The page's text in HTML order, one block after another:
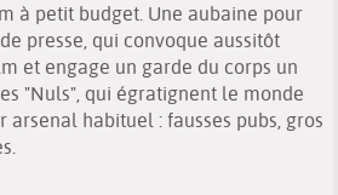
à petit budget. Une aubaine pour
presse, qui convoque aussitôt
et engage un garde du corps un
"Nuls", qui égratignent le monde
habituel : fausses pubs, gros